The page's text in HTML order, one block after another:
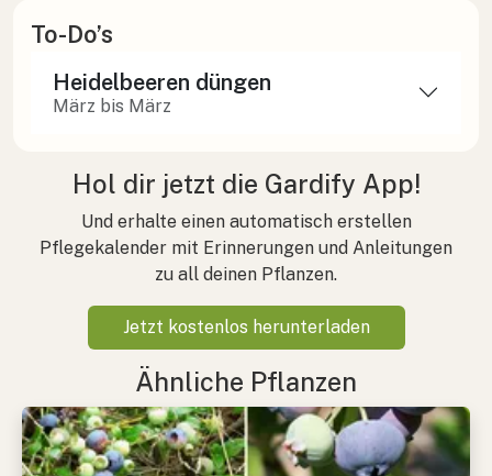
To-Do’s
Heidelbeeren düngen
März bis März
Hol dir jetzt die Gardify App!
Und erhalte einen automatisch erstellen
Pflegekalender mit Erinnerungen und Anleitungen
zu all deinen Pflanzen.
Jetzt kostenlos herunterladen
Ähnliche Pflanzen